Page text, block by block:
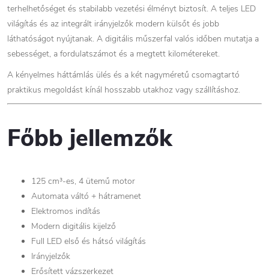
terhelhetőséget és stabilabb vezetési élményt biztosít. A teljes LED
világítás és az integrált irányjelzők modern külsőt és jobb
láthatóságot nyújtanak. A digitális műszerfal valós időben mutatja a
sebességet, a fordulatszámot és a megtett kilométereket.
A kényelmes háttámlás ülés és a két nagyméretű csomagtartó
praktikus megoldást kínál hosszabb utakhoz vagy szállításhoz.
Főbb jellemzők
125 cm³-es, 4 ütemű motor
Automata váltó + hátramenet
Elektromos indítás
Modern digitális kijelző
Full LED első és hátsó világítás
Irányjelzők
Erősített vázszerkezet